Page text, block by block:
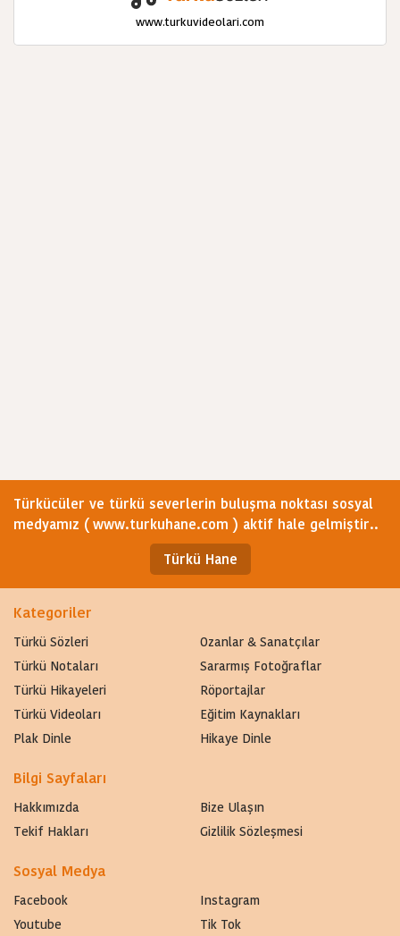
www.turkuvideolari.com
Türkücüler ve türkü severlerin buluşma noktası sosyal
medyamız ( www.turkuhane.com ) aktif hale gelmiştir..
Türkü Hane
Kategoriler
Türkü Sözleri
Ozanlar & Sanatçılar
Türkü Notaları
Sararmış Fotoğraflar
Türkü Hikayeleri
Röportajlar
Türkü Videoları
Eğitim Kaynakları
Plak Dinle
Hikaye Dinle
Bilgi Sayfaları
Hakkımızda
Bize Ulaşın
Tekif Hakları
Gizlilik Sözleşmesi
Sosyal Medya
Facebook
Instagram
Youtube
Tik Tok